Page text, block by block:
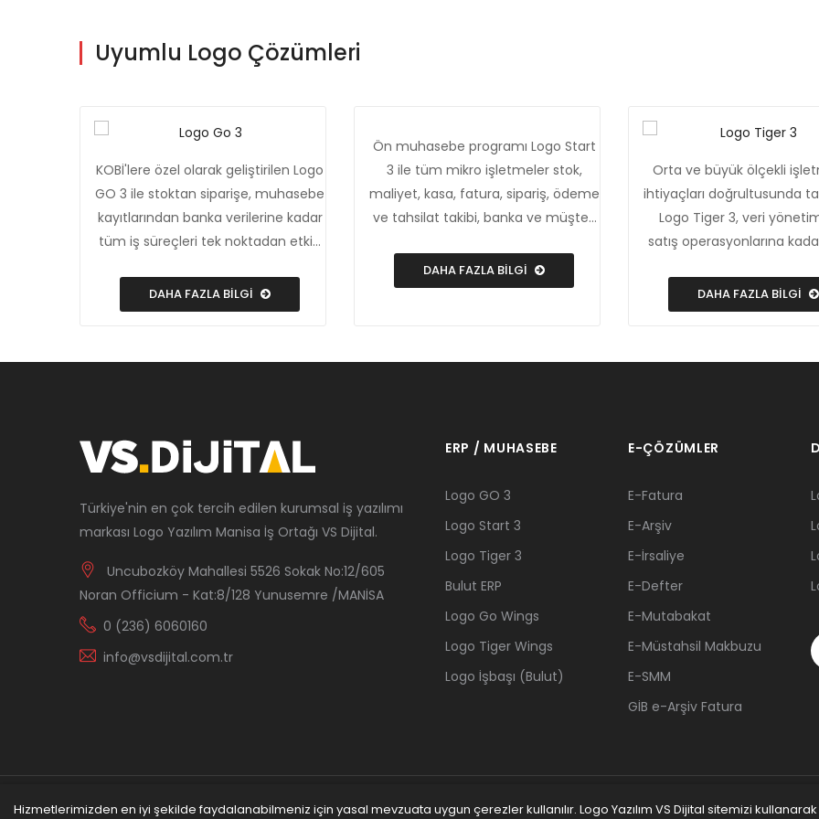
Uyumlu Logo Çözümleri
KOBİ'lere özel olarak geliştirilen Logo
GO 3 ile stoktan siparişe, muhasebe
kayıtlarından banka verilerine kadar
tüm iş süreçleri tek noktadan etkin
DAHA FAZLA BİLGİ
Ön muhasebe programı Logo Start
3 ile tüm mikro işletmeler stok,
maliyet, kasa, fatura, sipariş, ödeme
ve tahsilat takibi, banka ve müşteri
noktadan yapabiliyor. Böylece
banka hesaplarından aylık
kontrol ve verimlilik artışı sağlanıyor.
DAHA FAZLA BİLGİ
Orta ve büyük ölçekli
ihtiyaçları doğrultusunda
Logo Tiger 3, veri
satış operasyonlarına
yöneterek zaman ve
tasarrufu sağlıyor.
DAHA FAZLA BİLGİ
Türkiye'nin en çok tercih edilen kurumsal iş yazılımı
markası Logo Yazılım Manisa İş Ortağı VS Dijital.
Uncubozköy Mahallesi 5526 Sokak No:12/605
Noran Officium - Kat:8/128 Yunusemre /MANİSA
0 (236) 6060160
info@vsdijital.com.tr
ERP / MUHASEBE
Logo GO 3
Logo Start 3
Logo Tiger 3
Bulut ERP
Logo Go Wings
Logo Tiger Wings
Logo İşbaşı (Bulut)
E-ÇÖZÜMLER
E-Fatura
E-Arşiv
E-İrsaliye
E-Defter
E-Mutabakat
E-Müstahsil Makbuzu
E-SMM
GİB e-Arşiv Fatura
© Copyright 2022VS Dijital Ltd. Şti.Logo Yazlım Manisa İş Ortağı
Hizmetlerimizden en iyi şekilde faydalanabilmeniz için yasal mevzuata uygun çerezler kullanılır. Logo Yazılım VS Dijital sitemizi